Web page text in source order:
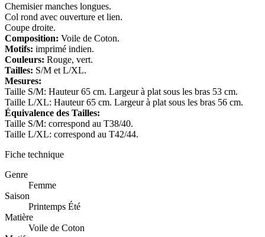
Chemisier manches longues.
Col rond avec ouverture et lien.
Coupe droite.
Composition: Voile de Coton.
Motifs: imprimé indien.
Couleurs: Rouge, vert.
Tailles: S/M et L/XL.
Mesures:
Taille S/M: Hauteur 65 cm. Largeur à plat sous les bras 53 cm.
Taille L/XL: Hauteur 65 cm. Largeur à plat sous les bras 56 cm.
Équivalence des Tailles:
Taille S/M: correspond au T38/40.
Taille L/XL: correspond au T42/44.
Fiche technique
Genre
Femme
Saison
Printemps Été
Matière
Voile de Coton